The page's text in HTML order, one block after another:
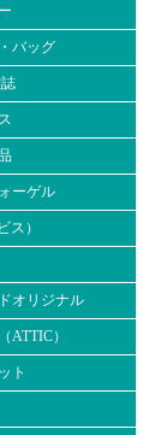
バッグ
ーゲル
ス）
オリジナル
ATTIC）
ト